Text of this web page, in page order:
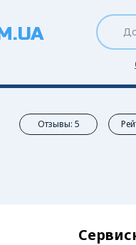
Отзывы: 5